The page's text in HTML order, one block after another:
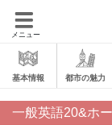
メニュー
基本情報 都市の魅力
一般英語20&ホ